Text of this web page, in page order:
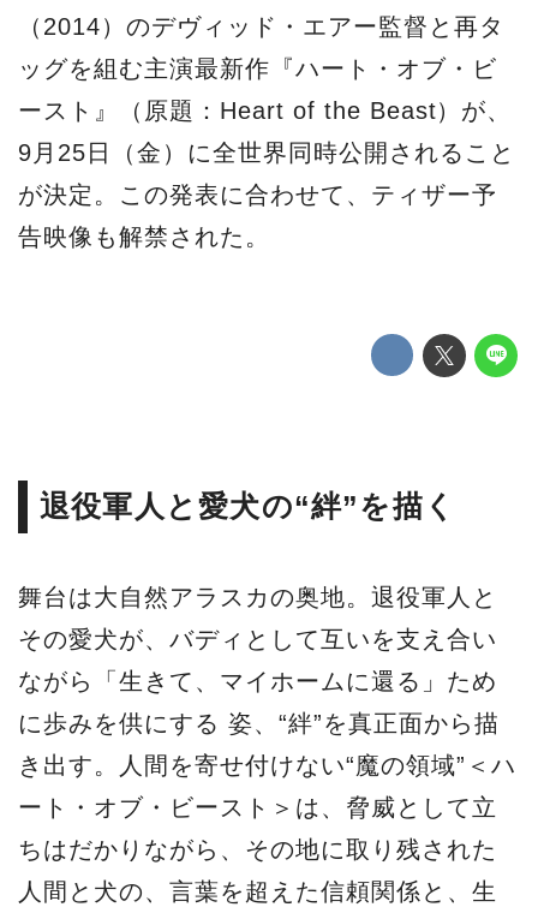
（2014）のデヴィッド・エアー監督と再タ
ッグを組む主演最新作『ハート・オブ・ビ
ースト 』（原題：Heart of the Beast）が、
9月25日（金）に全世界同時公開されること
が決定。この発表に合わせて、ティザー予
告映像も解禁された。
退役軍人と愛犬の“絆”を描く
舞台は大自然アラスカの奥地。退役軍人と
その愛犬が、バディとして互いを支え合い
ながら「生きて、マイホームに還る」ため
に歩みを供にする 姿、“絆”を真正面から描
き出す。人間を寄せ付けない“魔の領域”＜ハ
ート・オブ・ビースト＞は、脅威として立
ちはだかりながら、その地に取り残された
人間と犬の、言葉を超えた信頼関係と、生